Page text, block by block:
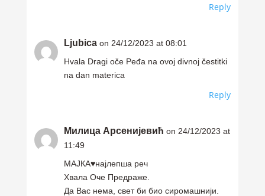
Reply
Ljubica on 24/12/2023 at 08:01
Hvala Dragi oče Peđa na ovoj divnoj čestitki
na dan materica
Reply
Милица Арсенијевић on 24/12/2023 at
11:49
МАЈКА♥️најлепша реч
Хвала Оче Предраже.
Да Вас нема, свет би био сиромашнији.